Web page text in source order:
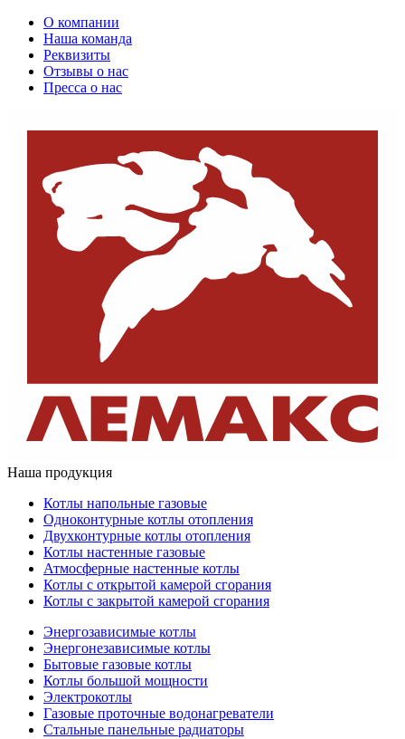
О компании
Наша команда
Реквизиты
Отзывы о нас
Пресса о нас
Наша продукция
Котлы напольные газовые
Одноконтурные котлы отопления
Двухконтурные котлы отопления
Котлы настенные газовые
Атмосферные настенные котлы
Котлы с открытой камерой сгорания
Котлы с закрытой камерой сгорания
Энергозависимые котлы
Энергонезависимые котлы
Бытовые газовые котлы
Котлы большой мощности
Электрокотлы
Газовые проточные водонагреватели
Стальные панельные радиаторы